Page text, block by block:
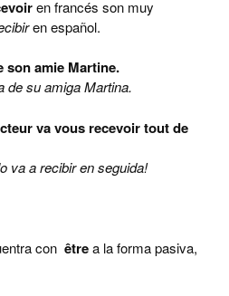
en francés son muy
en español.
son amie Martine.
de su amiga Martina.
va vous recevoir tout de
va a recibir en seguida!
con êtrea la forma pasiva,